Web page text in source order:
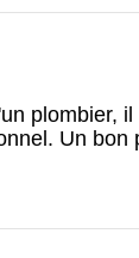
plombier,
Un bon